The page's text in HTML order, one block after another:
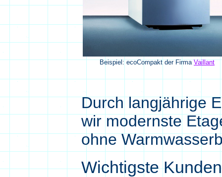
Beispiel: ecoCompakt der FirmaVaillant
Durch langjährige
wir modernste
ohne
Wichtigste